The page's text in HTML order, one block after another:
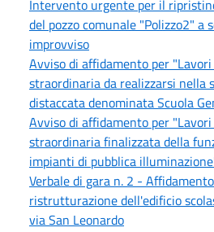
Intervento urgente per il
del pozzo comunale "Polizzo2" a
improvviso
Avviso di affidamento per
straordinaria da realizzarsi nella
distaccata denominata Scuola
Avviso di affidamento per
straordinaria finalizzata della
impianti di pubblica
Verbale di gara n. 2 -
ristrutturazione dell'edificio
via San Leonardo